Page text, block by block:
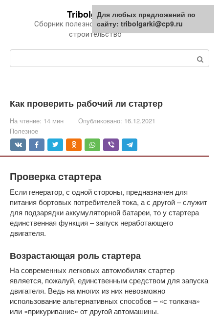
Tribolgarki.ru
Сборник полезной информации про
строительство
Как проверить рабочий ли стартер
На чтение: 14 мин Опубликовано: 16.12.2021
Полезное
Проверка стартера
Если генератор, с одной стороны, предназначен для
питания бортовых потребителей тока, а с другой – служит
для подзарядки аккумуляторной батареи, то у стартера
единственная функция – запуск неработающего
двигателя.
Возрастающая роль стартера
На современных легковых автомобилях стартер
является, пожалуй, единственным средством для запуска
двигателя. Ведь на многих из них невозможно
использование альтернативных способов – «с толкача»
или «прикуривание» от другой автомашины.
Для любых предложений по
сайту: tribolgarki@cp9.ru